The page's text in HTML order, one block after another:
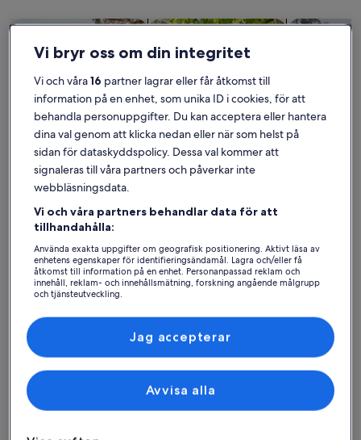
Hus
Sök bland hus Sök bland lägenheter sök efter
Hitta bästa boendet –
Bruksvallarna
Mer information om MODERN BOTTAGE I
Vi bryr oss om din integritet
Vi och våra16 partner lagrar eller får åtkomst till
information på en enhet, som unika ID i cookies, för att
behandla personuppgifter. Du kan acceptera eller hantera
dina val genom att klicka nedan eller när som helst på
sidan för dataskyddspolicy. Dessa val kommer att
signaleras till våra partners och påverkar inte
webbläsningsdata.
Vi och våra partners behandlar data för att
tillhandahålla:
Använda exakta uppgifter om geografisk positionering. Aktivt läsa av
enhetens egenskaper för identifieringsändamål. Lagra och/eller få
åtkomst till information på en enhet. Personanpassad reklam och
innehåll, reklam- och innehållsmätning, forskning angående målgrupp
och tjänsteutveckling.
Avvisa alla
Jag accepterar